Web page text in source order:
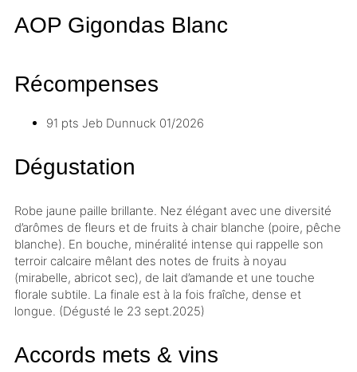
AOP Gigondas Blanc
Récompenses
91 pts Jeb Dunnuck 01/2026
Dégustation
Robe jaune paille brillante. Nez élégant avec une diversité
d’arômes de fleurs et de fruits à chair blanche (poire, pêche
blanche). En bouche, minéralité intense qui rappelle son
terroir calcaire mêlant des notes de fruits à noyau
(mirabelle, abricot sec), de lait d’amande et une touche
florale subtile. La finale est à la fois fraîche, dense et
longue. (Dégusté le 23 sept.2025)
Accords mets & vins